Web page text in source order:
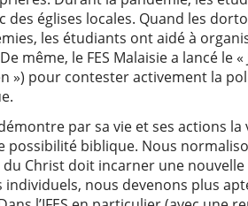
des églises locales. Quand les
les étudiants ont aidé à
même, le FES Malaisie a lancé le
») pour contester activement la
par sa vie et ses actions
biblique. Nous
Christ doit incarner une
nous devenons plus